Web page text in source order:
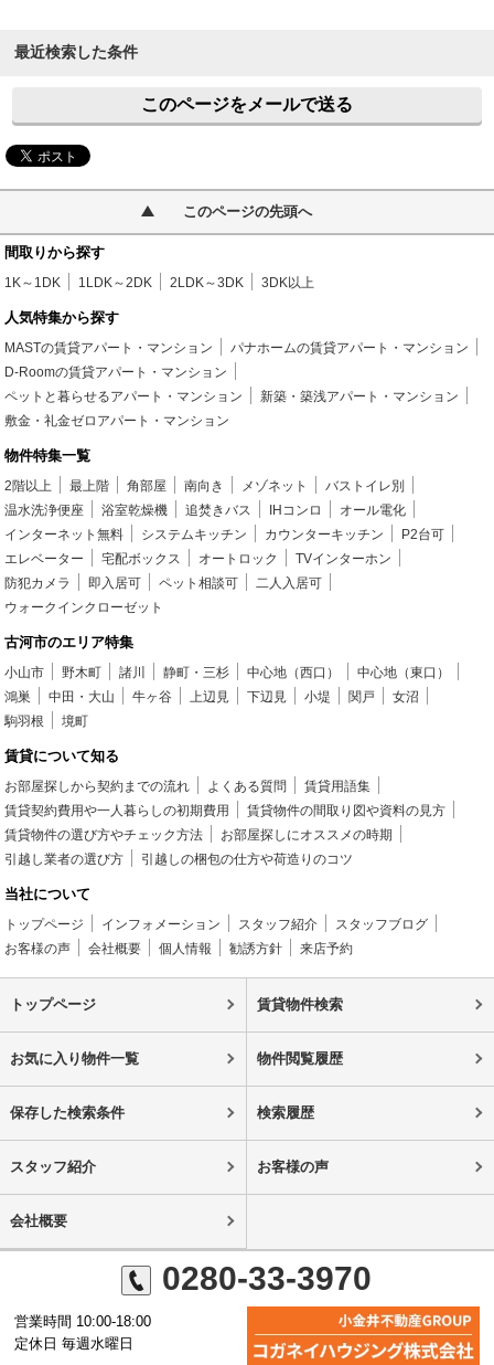
最近検索した条件
このページをメールで送る
このページの先頭へ
間取りから探す
1K～1DK 1LDK～2DK 2LDK～3DK 3DK以上
人気特集から探す
MASTの賃貸アパート・マンション
パナホームの賃貸アパート・マンション
D-Roomの賃貸アパート・マンション
ペットと暮らせるアパート・マンション
新築・築浅アパート・マンション
敷金・礼金ゼロアパート・マンション
物件特集一覧
2階以上 最上階 角部屋 南向き メゾネット
バストイレ別
温水洗浄便座
浴室乾燥機 追焚きバス IHコンロ
オール電化
インターネット無料
システムキッチン カウンターキッチン
P2台可
エレベーター
宅配ボックス オートロック
TVインターホン
防犯カメラ
即入居可 ペット相談可
二人入居可
ウォークインクローゼット
古河市のエリア特集
小山市 野木町 諸川 静町・三杉 中心地（西口）
中心地（東口）
鴻巣
中田・大山 牛ヶ谷 上辺見 下辺見 小堤 関戸
女沼
駒羽根
境町
賃貸について知る
お部屋探しから契約までの流れ よくある質問
賃貸用語集
賃貸契約費用や一人暮らしの初期費用
賃貸物件の間取り図や資料の見方
賃貸物件の選び方やチェック方法
お部屋探しにオススメの時期
引越し業者の選び方
引越しの梱包の仕方や荷造りのコツ
当社について
トップページ インフォメーション スタッフ紹介
スタッフブログ
お客様の声
会社概要 個人情報 勧誘方針 来店予約
トップページ 賃貸物件検索
お気に入り物件一覧 物件閲覧履歴
保存した検索条件 検索履歴
スタッフ紹介 お客様の声
会社概要
0280-33-3970
営業時間 10:00-18:00
定休日 毎週水曜日